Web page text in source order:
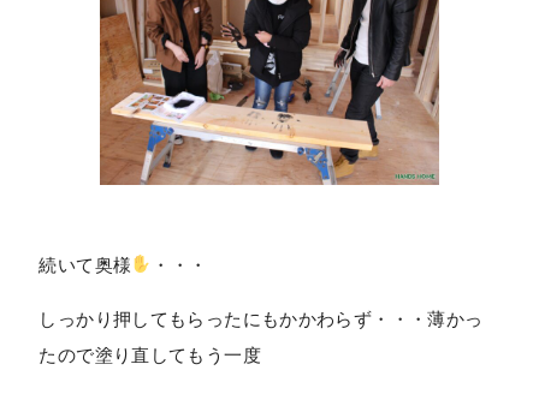
続いて奥様 ・・・
しっかり押してもらったにもかかわらず・・・薄かっ
たので塗り直してもう一度